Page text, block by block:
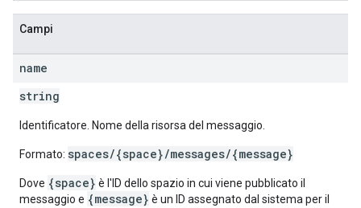
Campi
name
string
Identificatore. Nome della risorsa del messaggio.
Formato: spaces/{space}/messages/{message}
Dove {space} è l'ID dello spazio in cui viene pubblicato il
messaggio e {message} è un ID assegnato dal sistema per il